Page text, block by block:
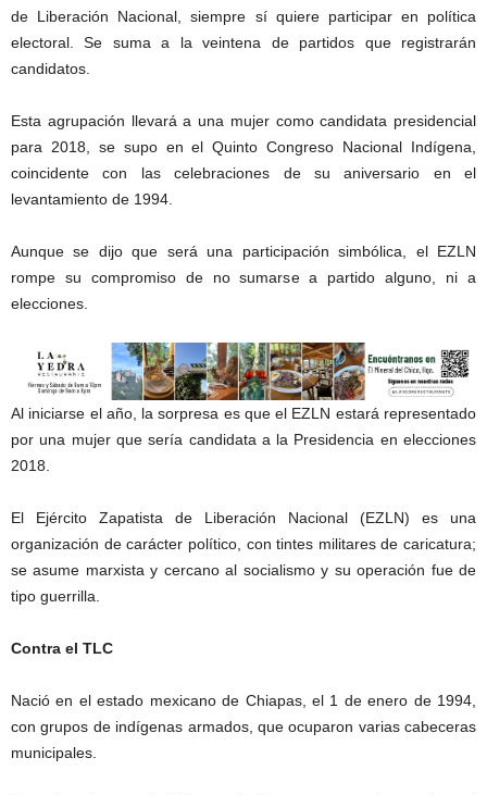
de Liberación Nacional, siempre sí quiere participar en política
electoral. Se suma a la veintena de partidos que registrarán
candidatos.
Esta agrupación llevará a una mujer como candidata presidencial
para 2018, se supo en el Quinto Congreso Nacional Indígena,
coincidente con las celebraciones de su aniversario en el
levantamiento de 1994.
Aunque se dijo que será una participación simbólica, el EZLN
rompe su compromiso de no sumarse a partido alguno, ni a
elecciones.
Al iniciarse el año, la sorpresa es que el EZLN estará representado
por una mujer que sería candidata a la Presidencia en elecciones
2018.
El Ejército Zapatista de Liberación Nacional (EZLN) es una
organización de carácter político, con tintes militares de caricatura;
se asume marxista y cercano al socialismo y su operación fue de
tipo guerrilla.
Contra el TLC
Nació en el estado mexicano de Chiapas, el 1 de enero de 1994,
con grupos de indígenas armados, que ocuparon varias cabeceras
municipales.